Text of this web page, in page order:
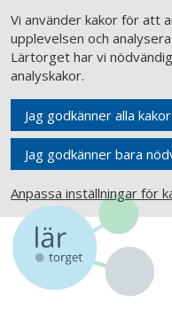
Vi använder kakor för att
upplevelsen och
Lärtorget har vi
analyskakor.
Jag godkänner alla kakor
Jag godkänner bara
Anpassa inställningar för